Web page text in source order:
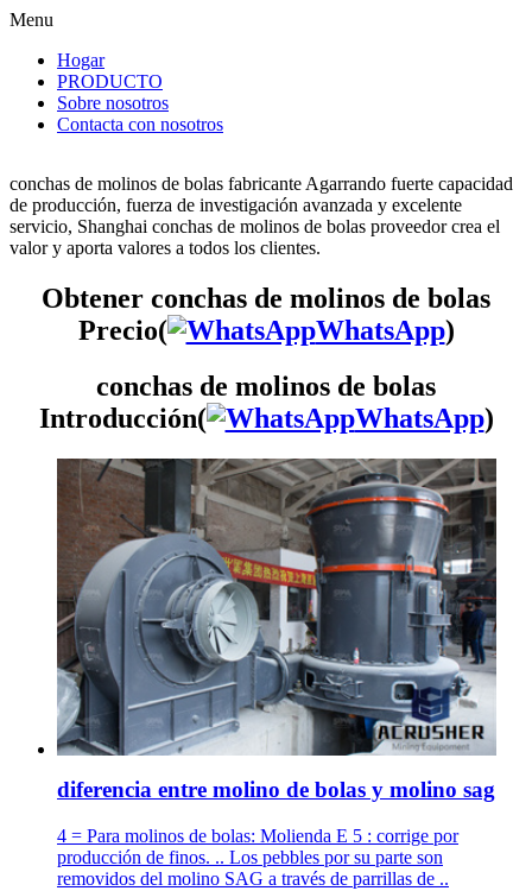
Menu
Hogar
PRODUCTO
Sobre nosotros
Contacta con nosotros
conchas de molinos de bolas fabricante Agarrando fuerte capacidad
de producción, fuerza de investigación avanzada y excelente
servicio, Shanghai conchas de molinos de bolas proveedor crea el
valor y aporta valores a todos los clientes.
Obtener conchas de molinos de bolas
Precio(
WhatsApp)
conchas de molinos de bolas
Introducción(
WhatsApp)
diferencia entre molino de bolas y molino sag
4 = Para molinos de bolas: Molienda E 5 : corrige por
producción de finos. .. Los pebbles por su parte son
removidos del molino SAG a través de parrillas de ..